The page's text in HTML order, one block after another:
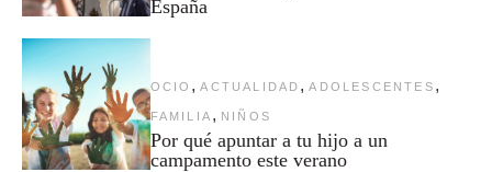
España
OCIO , ACTUALIDAD , ADOLESCENTES ,
FAMILIA , NIÑOS
Por qué apuntar a tu hijo a un
campamento este verano